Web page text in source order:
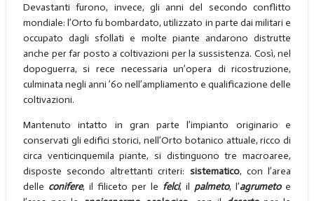
Devastanti furono, invece, gli anni del secondo conflitto
mondiale: l’Orto fu bombardato, utilizzato in parte dai militari e
occupato dagli sfollati e molte piante andarono distrutte
anche per far posto a coltivazioni per la sussistenza. Così, nel
dopoguerra, si rece necessaria un’opera di ricostruzione,
culminata negli anni ’60 nell’ampliamento e qualificazione delle
coltivazioni.
Mantenuto intatto in gran parte l’impianto originario e
conservati gli edifici storici, nell’Orto botanico attuale, ricco di
circa venticinquemila piante, si distinguono tre macroaree,
disposte secondo altrettanti criteri: sistematico, con l’area
delle conifere, il filiceto per le felci, il palmeto, l’agrumetoe